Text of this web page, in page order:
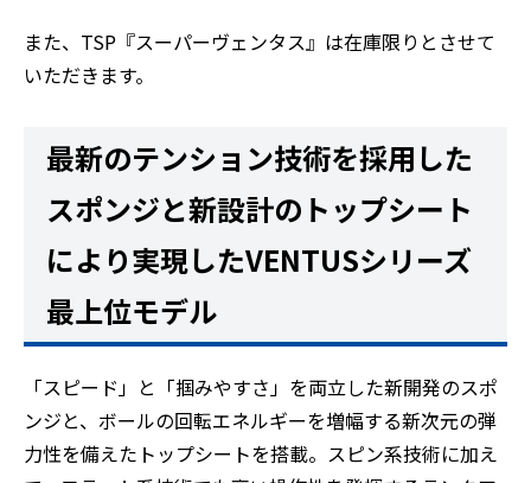
また、TSP『スーパーヴェンタス』は在庫限りとさせて
いただきます。
最新のテンション技術を採用した
スポンジと新設計のトップシート
により実現したVENTUSシリーズ
最上位モデル
「スピード」と「掴みやすさ」を両立した新開発のスポ
ンジと、ボールの回転エネルギーを増幅する新次元の弾
力性を備えたトップシートを搭載。スピン系技術に加え